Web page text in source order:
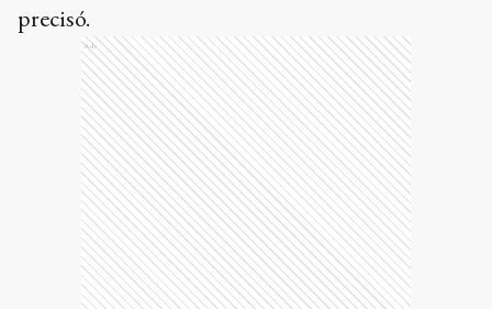
precisó.
Ads